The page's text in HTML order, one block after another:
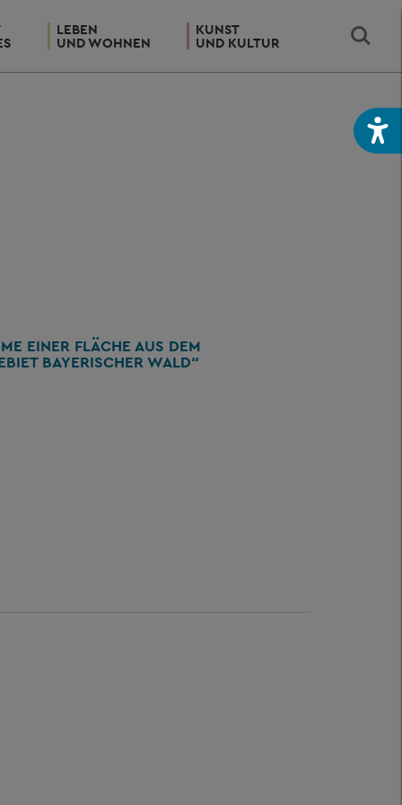
LEBEN
UND WOHNEN
KUNST
UND KULTUR
EINER FLÄCHE AUS DEM
BAYERISCHER WALD“